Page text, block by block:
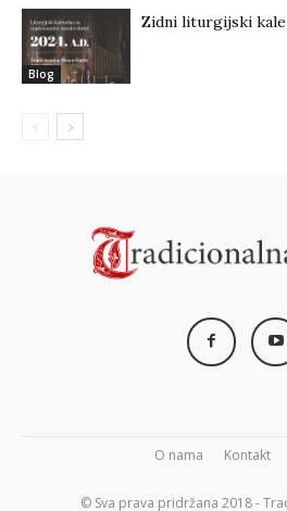
Blog
Zidni liturgijski
O nama Kontakt
© Sva prava pridržana 2018 -